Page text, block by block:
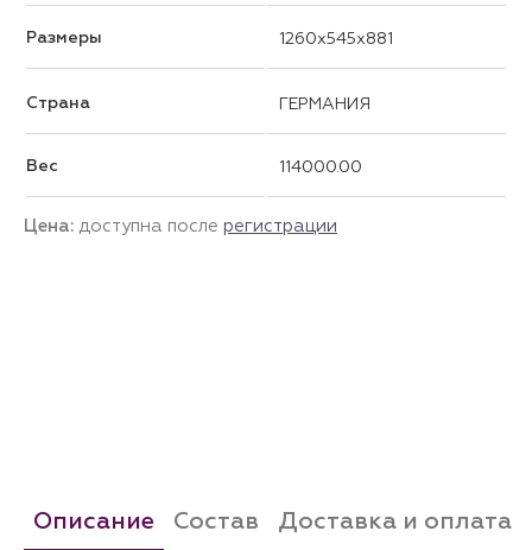
Размеры 1260x545x881
Страна ГЕРМАНИЯ
Вес 114000.00
Цена: доступна после регистрации
Описание Состав Доставка и оплата